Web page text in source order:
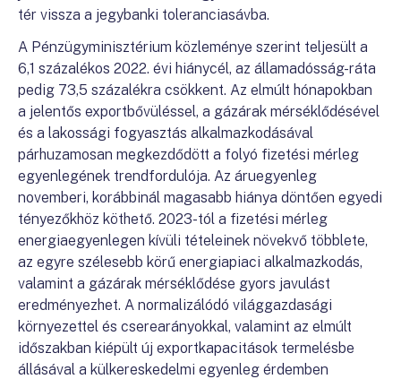
tér vissza a jegybanki toleranciasávba.
A Pénzügyminisztérium közleménye szerint teljesült a
6,1 százalékos 2022. évi hiánycél, az államadósság-ráta
pedig 73,5 százalékra csökkent. Az elmúlt hónapokban
a jelentős exportbővüléssel, a gázárak mérséklődésével
és a lakossági fogyasztás alkalmazkodásával
párhuzamosan megkezdődött a folyó fizetési mérleg
egyenlegének trendfordulója. Az áruegyenleg
novemberi, korábbinál magasabb hiánya döntően egyedi
tényezőkhöz köthető. 2023-tól a fizetési mérleg
energiaegyenlegen kívüli tételeinek növekvő többlete,
az egyre szélesebb körű energiapiaci alkalmazkodás,
valamint a gázárak mérséklődése gyors javulást
eredményezhet. A normalizálódó világgazdasági
környezettel és cserearányokkal, valamint az elmúlt
időszakban kiépült új exportkapacitások termelésbe
állásával a külkereskedelmi egyenleg érdemben